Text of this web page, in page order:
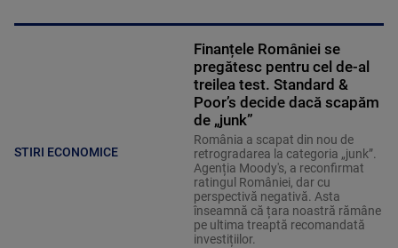
STIRI ECONOMICE
Finanțele României se
pregătesc pentru cel de-al
treilea test. Standard &
Poor’s decide dacă scapăm
de „junk”
România a scapat din nou de
retrogradarea la categoria „junk”.
Agenția Moody's, a reconfirmat
ratingul României, dar cu
perspectivă negativă. Asta
înseamnă că țara noastră rămâne
pe ultima treaptă recomandată
investițiilor.